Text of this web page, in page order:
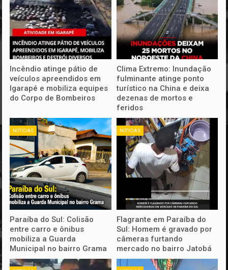
Incêndio atinge pátio de
veículos apreendidos em
Igarapé e mobiliza equipes
do Corpo de Bombeiros
Clima Extremo: Inundação
fulminante atinge ponto
turístico na China e deixa
dezenas de mortos e
feridos
NOTICIAS
Paraíba do Sul: Colisão
entre carro e ônibus
mobiliza a Guarda
Municipal no bairro Grama
NOTICIAS
Flagrante em Paraíba do
Sul: Homem é gravado por
câmeras furtando
mercado no bairro Jatobá